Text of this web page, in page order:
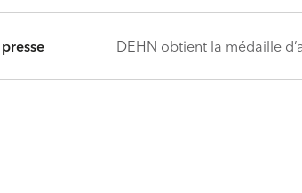
DEHN obtient la médaille